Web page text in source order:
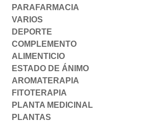
PARAFARMACIA
VARIOS
DEPORTE
COMPLEMENTO
ALIMENTICIO
ESTADO DE ÁNIMO
AROMATERAPIA
FITOTERAPIA
PLANTA MEDICINAL
PLANTAS